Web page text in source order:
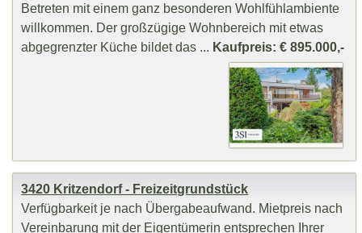
Betreten mit einem ganz besonderen Wohlfühlambiente
willkommen. Der großzügige Wohnbereich mit etwas
abgegrenzter Küche bildet das ... Kaufpreis: € 895.000,-
3420 Kritzendorf - Freizeitgrundstück
Verfügbarkeit je nach Übergabeaufwand. Mietpreis nach
Vereinbarung mit der Eigentümerin entsprechen Ihrer